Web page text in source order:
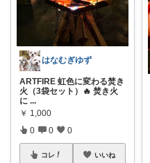
はなむぎゆず
ARTFIRE 虹色に変わる焚き
火（3袋セット）🔥 焚き火
に ...
￥ 1,000
0 0 0
コレ いいね